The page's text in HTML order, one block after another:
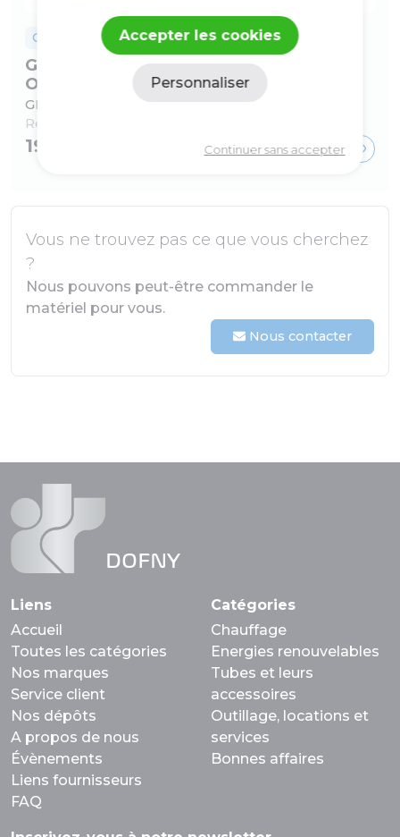
Colliers de dérivation
Gebo : colliers de dérivation type
Originals S261
GEBO piquage a forer 3/4 x sur F 4/4 type anb
Ref :
19,48 €
Vous ne trouvez pas ce que vous cherchez
?
Nous pouvons peut-être commander le
matériel pour vous.
Nous contacter
DOFNY
Liens
Accueil
Toutes les catégories
Nos marques
Service client
Nos dépôts
A propos de nous
Évènements
Liens fournisseurs
FAQ
Catégories
Chauffage
Energies renouvelables
Tubes et leurs
accessoires
Outillage, locations et
services
Bonnes affaires
Accepter les cookies
Continuer sans accepter
Personnaliser